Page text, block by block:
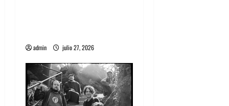
admin julio 27, 2026